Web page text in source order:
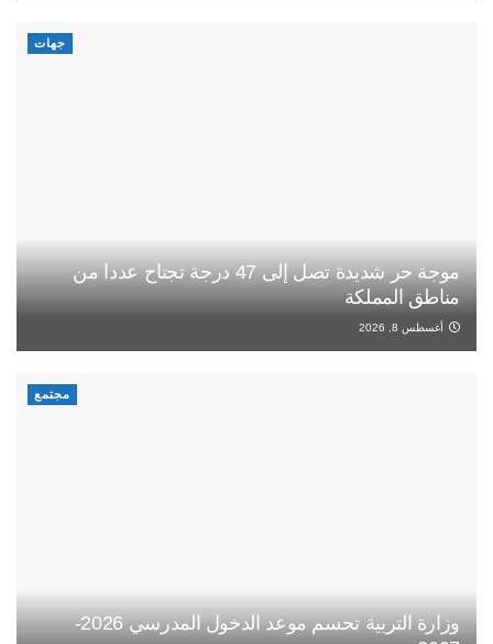
جهات
موجة حر شديدة تصل إلى 47 درجة تجتاح عددا من
مناطق المملكة
أغسطس 8, 2026
مجتمع
وزارة التربية تحسم موعد الدخول المدرسي 2026-